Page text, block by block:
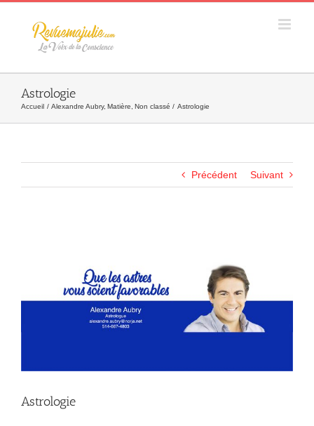
Skip
Astrologie
Accueil Alexandre Aubry Matière Non classé Astrologie
Précédent Suivant
Astrologie